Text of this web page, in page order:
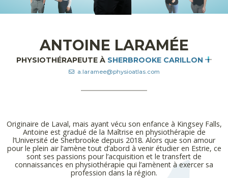
ANTOINE LARAMÉE
PHYSIOTHÉRAPEUTE À SHERBROOKE CARILLON
a.laramee@physioatlas.com
Originaire de Laval, mais ayant vécu son enfance à Kingsey Falls,
Antoine est gradué de la Maîtrise en physiothérapie de
l’Université de Sherbrooke depuis 2018. Alors que son amour
pour le plein air l’amène tout d’abord à venir étudier en Estrie, ce
sont ses passions pour l’acquisition et le transfert de
connaissances en physiothérapie qui l’amènent à exercer sa
profession dans la région.